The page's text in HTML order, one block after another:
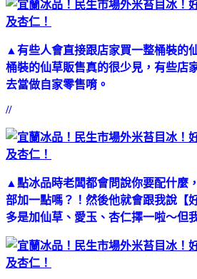
▲有些人會直接跟店家買一整桶裝的
桶裝的仙草販售真的很少見，有些店
去當做自家零售唷。
//
▲點冰品時老闆都會問說你要配什麼
部加一點嗎？！然後他就會跟我說【
多是加仙草、愛玉、杏仁擇一啦～但